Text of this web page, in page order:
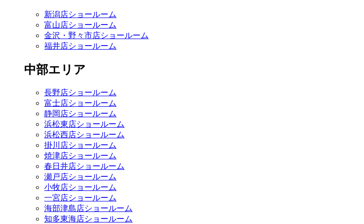
新潟店ショールーム
富山店ショールーム
金沢・野々市店ショールーム
福井店ショールーム
中部エリア
長野店ショールーム
富士店ショールーム
静岡店ショールーム
浜松東店ショールーム
浜松西店ショールーム
掛川店ショールーム
焼津店ショールーム
春日井店ショールーム
瀬戸店ショールーム
小牧店ショールーム
一宮店ショールーム
海部津島店ショールーム
知多東海店ショールーム